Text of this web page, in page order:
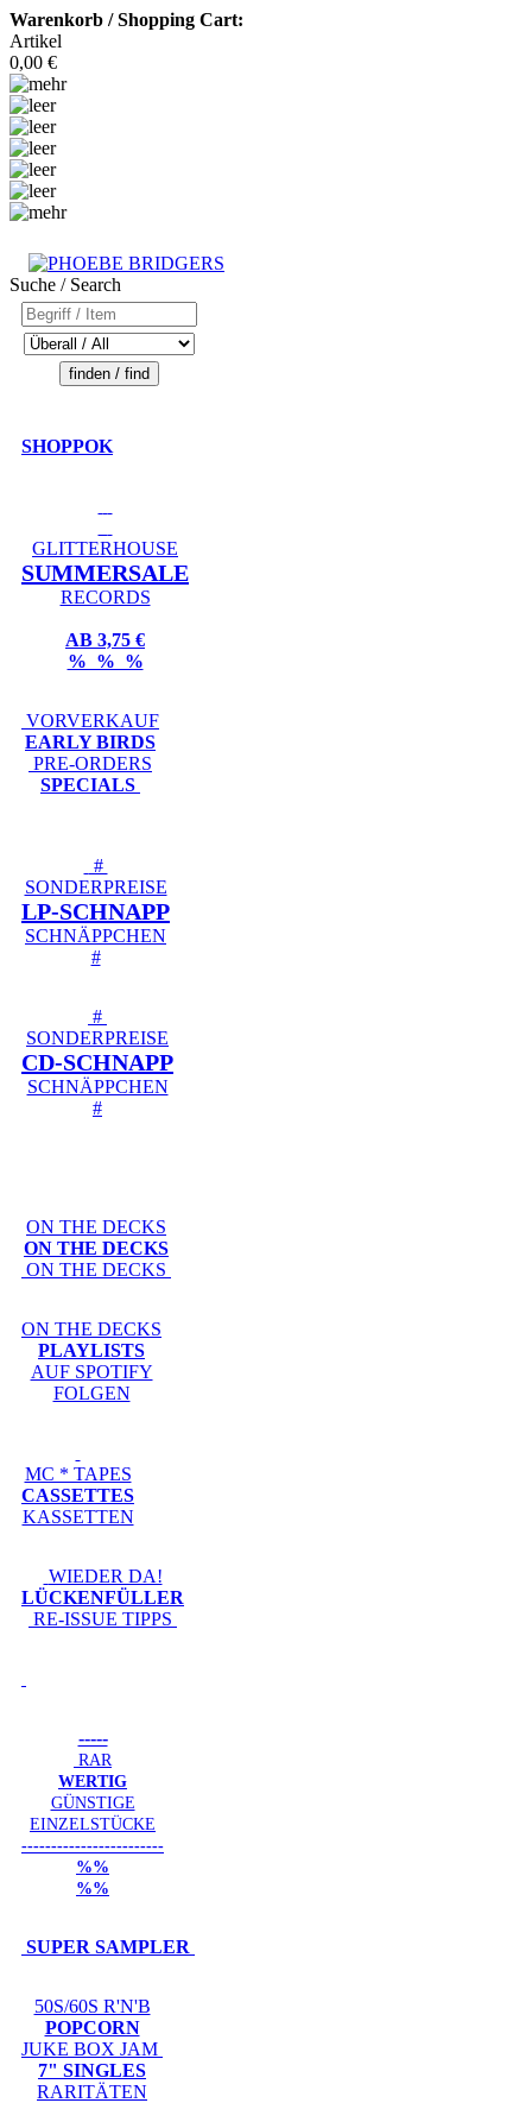
Warenkorb / Shopping Cart:
Artikel
0,00 €
Suche / Search
SHOPPOK
GLITTERHOUSE
SUMMERSALE
RECORDS
AB 3,75 €
% % %
VORVERKAUF
EARLY BIRDS
PRE-ORDERS
SPECIALS
#
SONDERPREISE
LP-SCHNAPP
SCHNÄPPCHEN
#
#
SONDERPREISE
CD-SCHNAPP
SCHNÄPPCHEN
#
ON THE DECKS
ON THE DECKS
ON THE DECKS
ON THE DECKS
PLAYLISTS
AUF SPOTIFY
FOLGEN
MC * TAPES
CASSETTES
KASSETTEN
WIEDER DA!
LÜCKENFÜLLER
RE-ISSUE TIPPS
-----
RAR
WERTIG
GÜNSTIGE
EINZELSTÜCKE
------------------------
%%
%%
SUPER SAMPLER
50S/60S R'N'B
POPCORN
JUKE BOX JAM
7" SINGLES
RARITÄTEN